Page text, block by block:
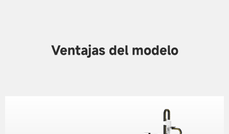
Equipo de ejercicio aeróbico
Ventajas del modelo